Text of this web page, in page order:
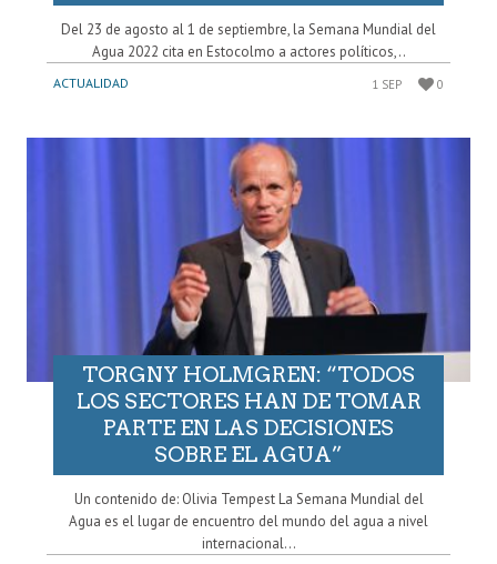
Del 23 de agosto al 1 de septiembre, la Semana Mundial del
Agua 2022 cita en Estocolmo a actores políticos,..
ACTUALIDAD 1 SEP 0
TORGNY HOLMGREN: “TODOS
LOS SECTORES HAN DE TOMAR
PARTE EN LAS DECISIONES
SOBRE EL AGUA”
Un contenido de: Olivia Tempest La Semana Mundial del
Agua es el lugar de encuentro del mundo del agua a nivel
internacional...